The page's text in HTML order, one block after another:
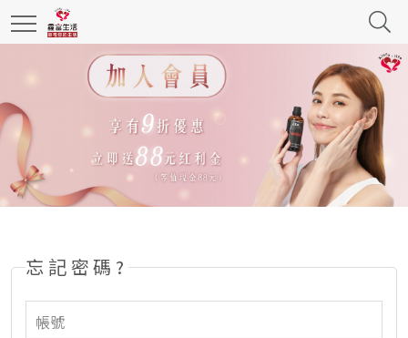
忘記密碼?